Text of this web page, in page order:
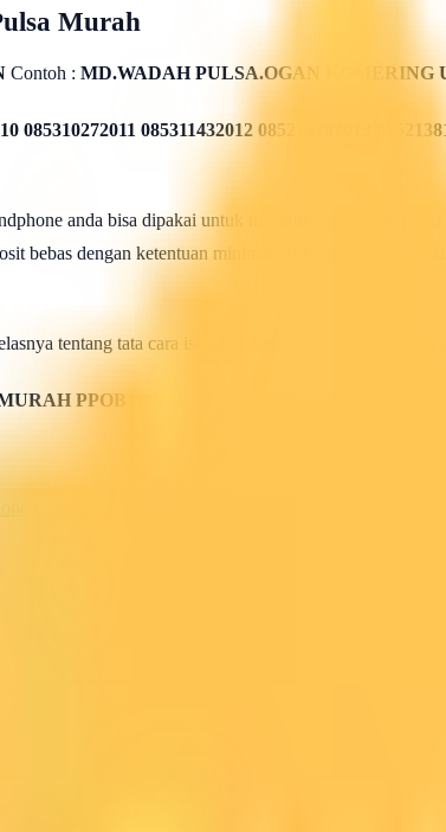
Murah
Contoh : MD.WADAH PULSA.OGAN KOMERING
085310272011 085311432012 085213782013
anda bisa dipakai untuk melakukan isi ulang
bebas dengan ketentuan minimal 50rb rupiah dan
tentang tata cara isi saldo deposit pulsa ini silahkan
PPOB KAMI